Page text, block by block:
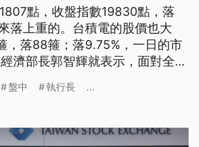
點，收盤指數19830點，落
落上重的。台積電的股價也大
，落88箍；落9.75%，一日的市
濟部長郭智輝就表示，面對全球
言是臺語文。）
盤中 執行長 ...